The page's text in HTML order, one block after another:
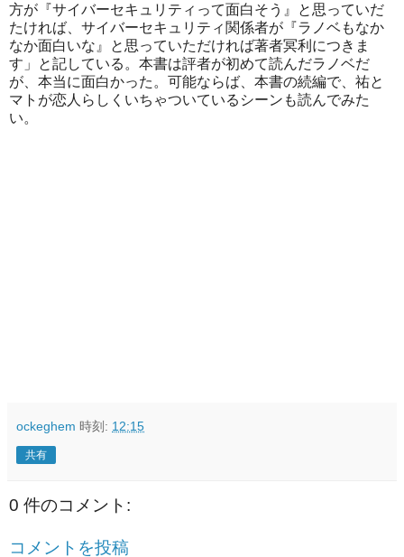
方が『サイバーセキュリティって面白そう』と思っていだ
たければ、サイバーセキュリティ関係者が『ラノベもなか
なか面白いな』と思っていただければ著者冥利につきま
す」と記している。本書は評者が初めて読んだラノベだ
が、本当に面白かった。可能ならば、本書の続編で、祐と
マトが恋人らしくいちゃついているシーンも読んでみた
い。
ockeghem 時刻: 12:15
共有
0 件のコメント:
コメントを投稿